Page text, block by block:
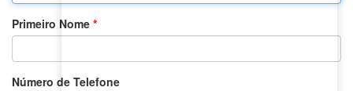
Primeiro Nome *
Número de Telefone